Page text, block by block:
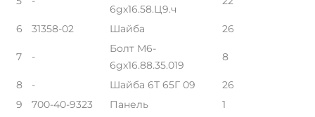
6gх16.58.Ц9.ч
6 31358-02 Шайба 26
7 -
Болт М6-
6gх16.88.35.019
8
8 - Шайба 6Т 65Г 09
26
9
700-40-9323 Панель
1